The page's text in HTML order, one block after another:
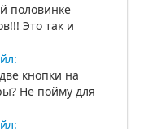
половинке
Это так и
кнопки на
Не пойму для